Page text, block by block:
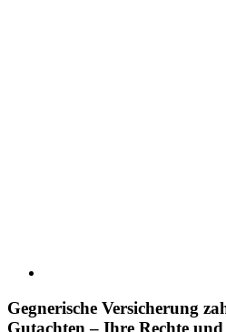
Gegnerische Versicherung
Gutachten – Ihre Rechte und